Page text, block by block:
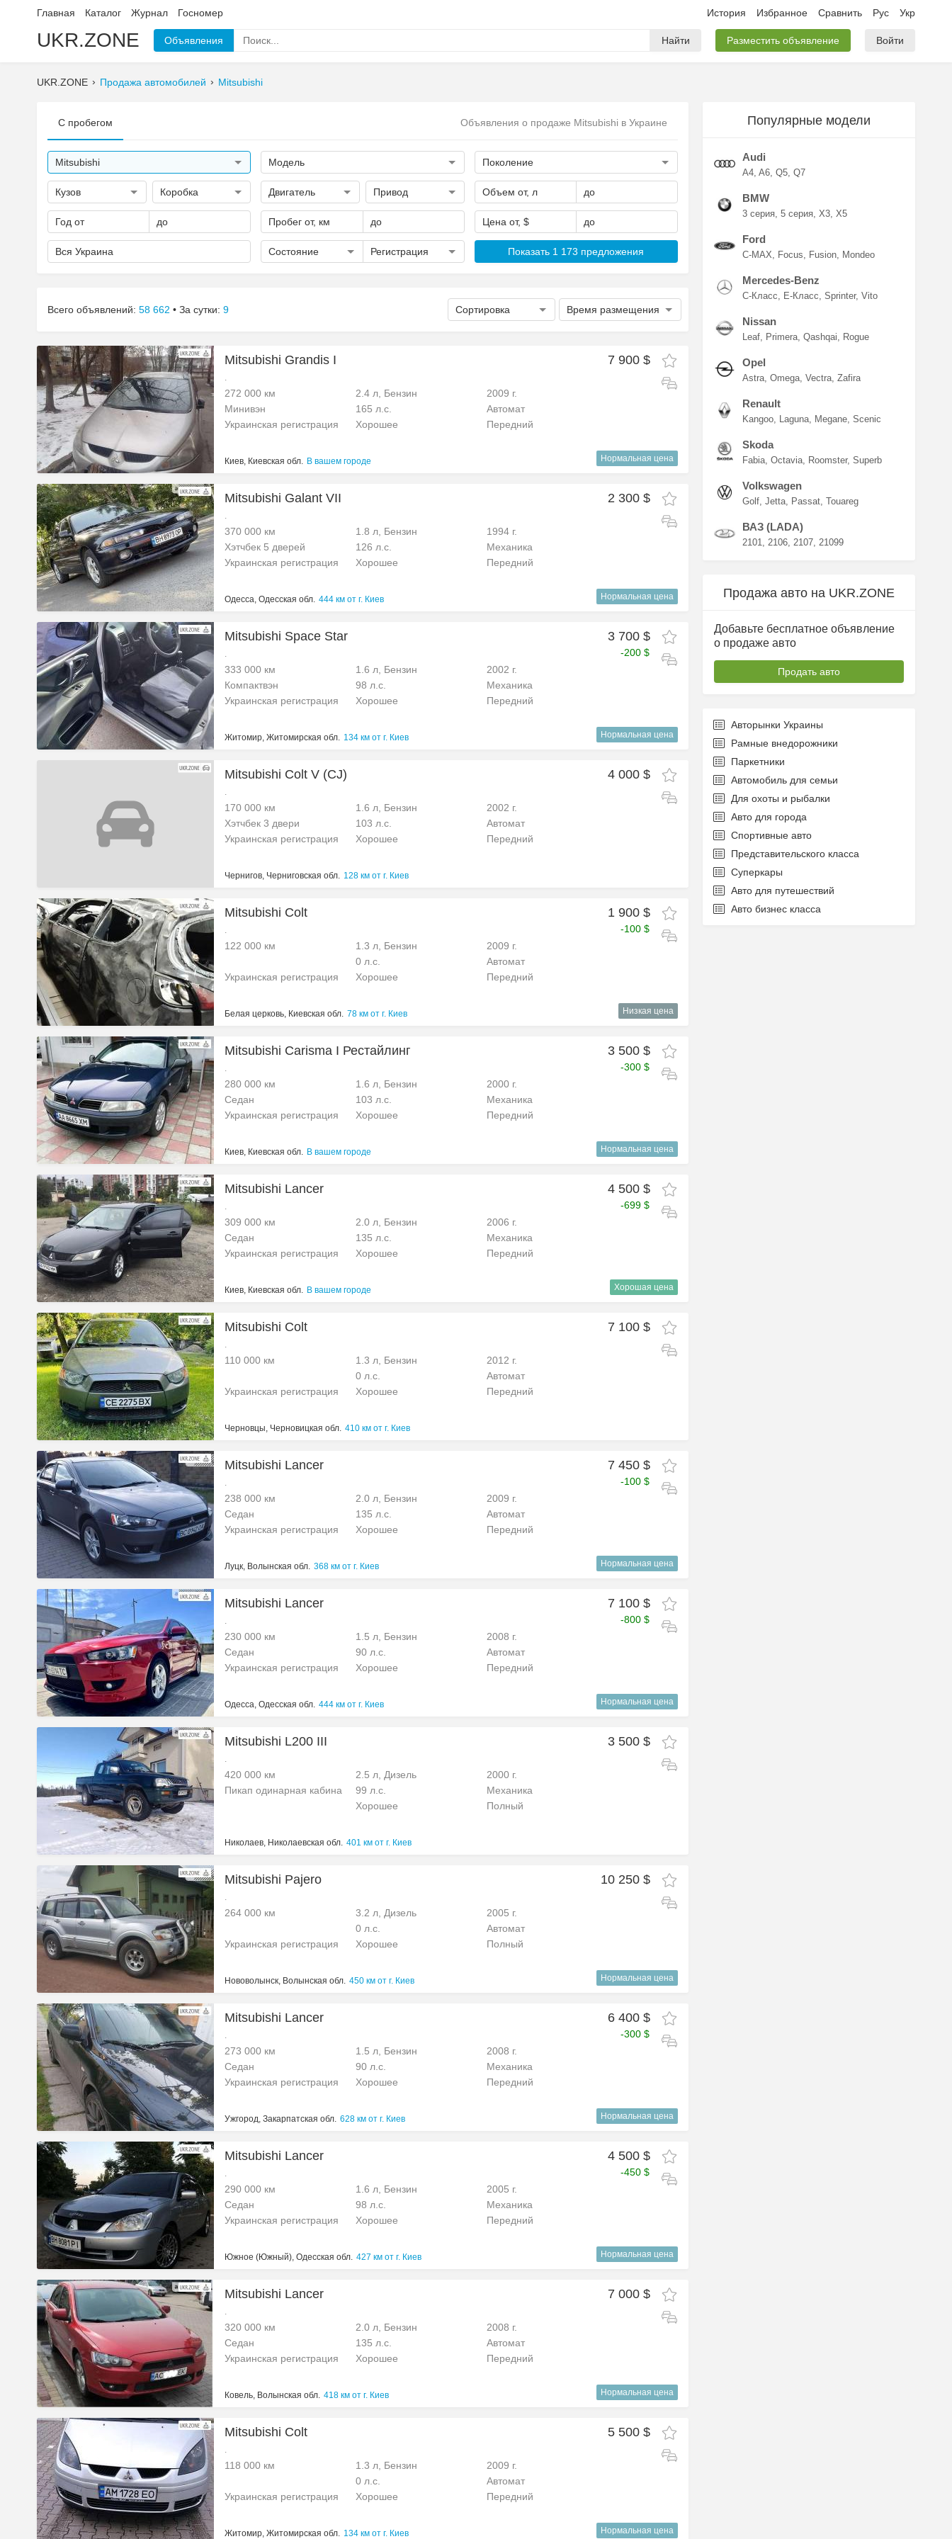
Главная Каталог Журнал Госномер История Избранное Сравнить Рус Укр
UKR.ZONE Объявления Найти Разместить объявление Войти
UKR.ZONE Продажа автомобилей Mitsubishi
С пробегом Объявления о продаже Mitsubishi в Украине
Mitsubishi Модель Поколение
Кузов Коробка Двигатель Привод Объем от, л до
Год от до Пробег от, км до Цена от, $ до
Вся Украина Состояние Регистрация Показать 1 173 предложения
Всего объявлений: 58 662 • За сутки: 9 Сортировка Время размещения
Mitsubishi Grandis I 7 900 $
.
272 000 км 2.4 л, Бензин
2009 г.
Минивэн
165 л.с.
Автомат
Украинская регистрация
Хорошее Передний
Киев, Киевская обл. В вашем городе Нормальная цена
Mitsubishi Galant VII 2 300 $
.
370 000 км 1.8 л, Бензин
1994 г.
Хэтчбек 5 дверей
126 л.с.
Механика
Украинская регистрация
Хорошее Передний
Одесса, Одесская обл. 444 км от г. Киев Нормальная цена
Mitsubishi Space Star 3 700 $
-200 $
.
333 000 км 1.6 л, Бензин
2002 г.
Компактвэн
98 л.с.
Механика
Украинская регистрация
Хорошее Передний
Житомир, Житомирская обл. 134 км от г. Киев Нормальная цена
Mitsubishi Colt V (CJ) 4 000 $
.
170 000 км 1.6 л, Бензин
2002 г.
Хэтчбек 3 двери
103 л.с.
Автомат
Украинская регистрация
Хорошее Передний
Чернигов, Черниговская обл. 128 км от г. Киев
Mitsubishi Colt 1 900 $
-100 $
.
122 000 км 1.3 л, Бензин
2009 г.
0 л.с.
Автомат
Украинская регистрация
Хорошее Передний
Белая церковь, Киевская обл. 78 км от г. Киев Низкая цена
Mitsubishi Carisma I Рестайлинг 3 500 $
-300 $
.
280 000 км 1.6 л, Бензин
2000 г.
Седан
103 л.с.
Механика
Украинская регистрация
Хорошее Передний
Киев, Киевская обл. В вашем городе Нормальная цена
Mitsubishi Lancer 4 500 $
-699 $
.
309 000 км 2.0 л, Бензин
2006 г.
Седан
135 л.с.
Механика
Украинская регистрация
Хорошее Передний
Киев, Киевская обл. В вашем городе Хорошая цена
Mitsubishi Colt 7 100 $
.
110 000 км 1.3 л, Бензин
2012 г.
0 л.с.
Автомат
Украинская регистрация
Хорошее Передний
Черновцы, Черновицкая обл. 410 км от г. Киев
Mitsubishi Lancer 7 450 $
-100 $
.
238 000 км 2.0 л, Бензин
2009 г.
Седан
135 л.с.
Автомат
Украинская регистрация
Хорошее Передний
Луцк, Волынская обл. 368 км от г. Киев Нормальная цена
Mitsubishi Lancer 7 100 $
-800 $
.
230 000 км 1.5 л, Бензин
2008 г.
Седан
90 л.с.
Автомат
Украинская регистрация
Хорошее Передний
Одесса, Одесская обл. 444 км от г. Киев Нормальная цена
Mitsubishi L200 III 3 500 $
.
420 000 км 2.5 л, Дизель
2000 г.
Пикап одинарная кабина
99 л.с.
Механика
Хорошее
Полный
Николаев, Николаевская обл. 401 км от г. Киев
Mitsubishi Pajero 10 250 $
.
264 000 км 3.2 л, Дизель
2005 г.
0 л.с.
Автомат
Украинская регистрация
Хорошее Полный
Нововолынск, Волынская обл. 450 км от г. Киев Нормальная цена
Mitsubishi Lancer 6 400 $
-300 $
.
273 000 км 1.5 л, Бензин
2008 г.
Седан
90 л.с.
Механика
Украинская регистрация
Хорошее Передний
Ужгород, Закарпатская обл. 628 км от г. Киев Нормальная цена
Mitsubishi Lancer 4 500 $
-450 $
.
290 000 км 1.6 л, Бензин
2005 г.
Седан
98 л.с.
Механика
Украинская регистрация
Хорошее Передний
Южное (Южный), Одесская обл. 427 км от г. Киев Нормальная цена
Mitsubishi Lancer 7 000 $
.
320 000 км 2.0 л, Бензин
2008 г.
Седан
135 л.с.
Автомат
Украинская регистрация
Хорошее Передний
Ковель, Волынская обл. 418 км от г. Киев Нормальная цена
Mitsubishi Colt 5 500 $
.
118 000 км 1.3 л, Бензин
2009 г.
0 л.с.
Автомат
Украинская регистрация
Хорошее Передний
Житомир, Житомирская обл. 134 км от г. Киев Нормальная цена
Популярные модели
Audi
A4 A6 Q5 Q7
BMW
3 серия 5 серия X3 X5
Ford
C-MAX Focus Fusion Mondeo
Mercedes-Benz
C-Класс E-Класс Sprinter Vito
Nissan
Leaf Primera Qashqai Rogue
Opel
Astra Omega Vectra Zafira
Renault
Kangoo Laguna Megane Scenic
Skoda
Fabia Octavia Roomster Superb
Volkswagen
Golf Jetta Passat Touareg
ВАЗ (LADA)
2101 2106 2107 21099
Продажа авто на UKR.ZONE
Добавьте бесплатное объявление
о продаже авто
Продать авто
Авторынки Украины
Рамные внедорожники
Паркетники
Автомобиль для семьи
Для охоты и рыбалки
Авто для города
Спортивные авто
Представительского класса
Суперкары
Авто для путешествий
Авто бизнес класса